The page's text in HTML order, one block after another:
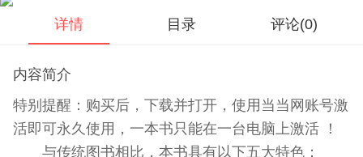
详情 目录 评论(0)
内容简介
特别提醒：购买后，下载并打开，使用当当网账号激
活即可永久使用，一本书只能在一台电脑上激活 ！
与传统图书相比，本书具有以下五大特色：